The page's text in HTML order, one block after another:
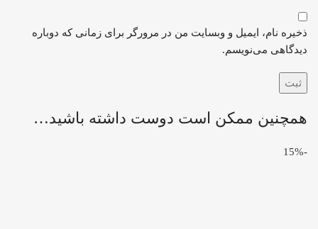
ذخیره نام، ایمیل و وبسایت من در مرورگر برای زمانی که دوباره
دیدگاهی می‌نویسم.
همچنین ممکن است دوست داشته باشید…
-15%